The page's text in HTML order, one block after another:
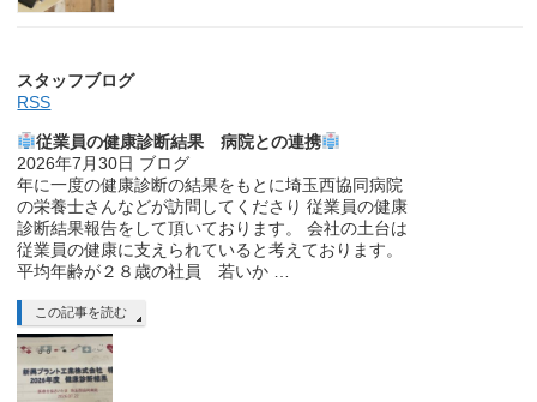
スタッフブログ
RSS
従業員の健康診断結果 病院との連携
2026年7月30日 ブログ
年に一度の健康診断の結果をもとに埼玉西協同病院
の栄養士さんなどが訪問してくださり 従業員の健康
診断結果報告をして頂いております。 会社の土台は
従業員の健康に支えられていると考えております。
平均年齢が２８歳の社員 若いか …
この記事を読む